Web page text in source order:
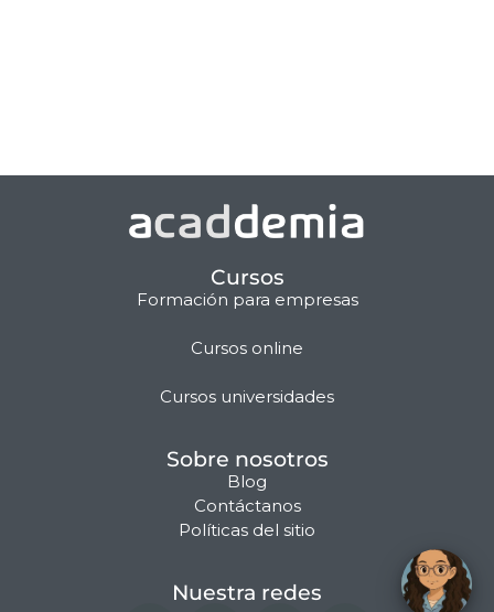
Cursos
Formación para empresas
Cursos online
Cursos universidades
Sobre nosotros
Blog
Contáctanos
Políticas del sitio
Nuestra redes